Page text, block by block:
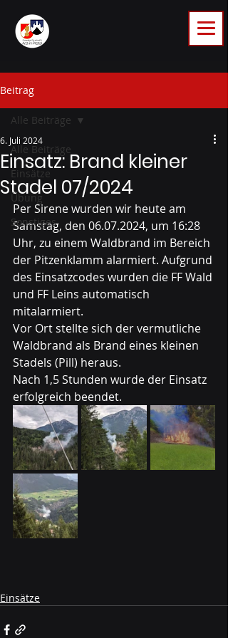
Beitrag
Alle Beiträge
Einsätze
Übung
Sonstiges
Alle Beiträge
Einsatz: Brand kleiner
Stadel 07/2024
6. Juli 2024
Per Sirene wurden wir heute am
Samstag, den 06.07.2024, um 16:28
Uhr, zu einem Waldbrand im Bereich
der Pitzenklamm alarmiert. Aufgrund
des Einsatzcodes wurden die FF Wald
und FF Leins automatisch
mitalarmiert.
Vor Ort stellte sich der vermutliche
Waldbrand als Brand eines kleinen
Stadels (Pill) heraus.
Nach 1,5 Stunden wurde der Einsatz
erfolgreich beendet.
Einsätze